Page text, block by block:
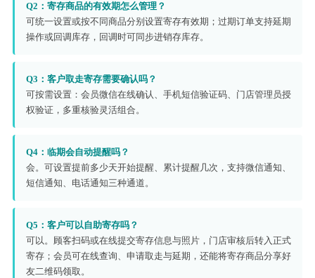
Q2：寄存商品的有效期怎么管理？
可统一设置或按不同商品分别设置寄存有效期；过期订单支持延期
操作或回调库存，回调时可同步进销存库存。
Q3：客户取走寄存需要确认吗？
可按需设置：会员微信在线确认、手机短信验证码、门店管理员授
权验证，多重核验灵活组合。
Q4：临期会自动提醒吗？
会。可设置提前多少天开始提醒、累计提醒几次，支持微信通知、
短信通知、电话通知三种通道。
Q5：客户可以自助寄存吗？
可以。顾客扫码或在线提交寄存信息与照片，门店审核后转入正式
寄存；会员可在线查询、申请取走与延期，还能将寄存商品分享好
友二维码领取。